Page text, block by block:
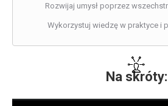
Rozwijaj umysł poprzez
Wykorzystuj wiedzę w praktyce i
Na skróty: